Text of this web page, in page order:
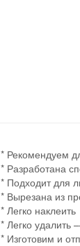
* Рекомендуем
* Разработана
* Подходит для
* Вырезана из
* Легко наклеить
* Легко удалить
* Изготовим и